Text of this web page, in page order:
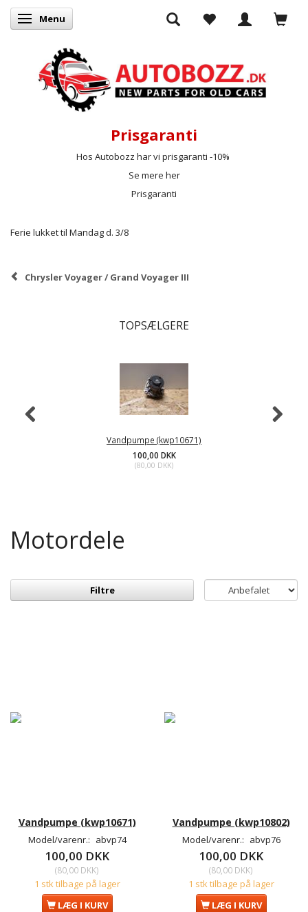
Skifte navigation
Menu
Prisgaranti
Hos Autobozz har vi prisgaranti -10%
Se mere her
Prisgaranti
Ferie lukket til Mandag d. 3/8
Chrysler Voyager / Grand Voyager III
TOPSÆLGERE
Vandpumpe (kwp10671)
100,00 DKK
(80,00 DKK)
Motordele
Filtre
Vandpumpe (kwp10671)
Model/varenr.: abvp74
100,00 DKK
(80,00 DKK)
1 stk tilbage på lager
LÆG I KURV
Vandpumpe (kwp10802)
Model/varenr.: abvp76
100,00 DKK
(80,00 DKK)
1 stk tilbage på lager
LÆG I KURV